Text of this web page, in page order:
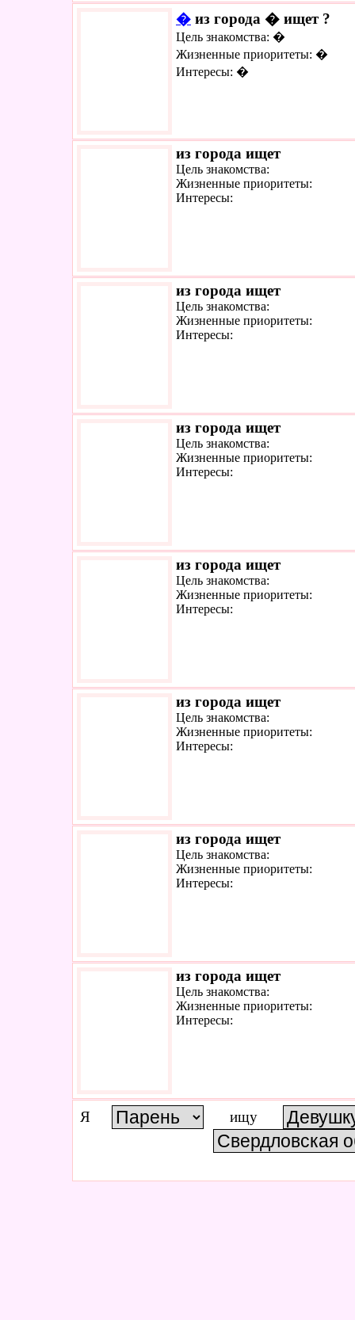
� из города � ищет ?
Цель знакомства: �
Жизненные приоритеты: �
Интересы: �
из города ищет
Цель знакомства:
Жизненные приоритеты:
Интересы:
из города ищет
Цель знакомства:
Жизненные приоритеты:
Интересы:
из города ищет
Цель знакомства:
Жизненные приоритеты:
Интересы:
из города ищет
Цель знакомства:
Жизненные приоритеты:
Интересы:
из города ищет
Цель знакомства:
Жизненные приоритеты:
Интересы:
из города ищет
Цель знакомства:
Жизненные приоритеты:
Интересы:
из города ищет
Цель знакомства:
Жизненные приоритеты:
Интересы:
Я ищу